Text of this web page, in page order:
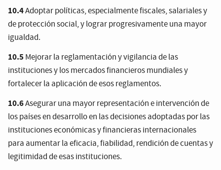
10.4Adoptar políticas, especialmente fiscales, salariales y
de protección social, y lograr progresivamente una mayor
igualdad.
10.5Mejorar la reglamentación y vigilancia de las
instituciones y los mercados financieros mundiales y
fortalecer la aplicación de esos reglamentos.
10.6Asegurar una mayor representación e intervención de
los países en desarrollo en las decisiones adoptadas por las
instituciones económicas y financieras internacionales
para aumentar la eficacia, fiabilidad, rendición de cuentas y
legitimidad de esas instituciones.